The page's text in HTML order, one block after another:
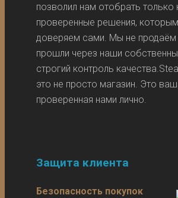
позволил нам отобрать
проверенные решения,
доверяем сами. Мы не продаём
прошли через наши
строгий контроль
это не просто магазин. Это
проверенная нами лично.
Защита клиента
Безопасность покупок